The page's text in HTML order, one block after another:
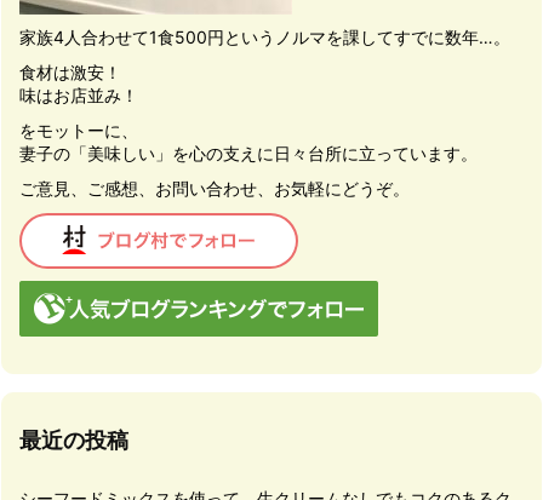
家族4人合わせて1食500円というノルマを課してすでに数年…。
食材は激安！
味はお店並み！
をモットーに、
妻子の「美味しい」を心の支えに日々台所に立っています。
ご意見、ご感想、お問い合わせ、お気軽にどうぞ。
最近の投稿